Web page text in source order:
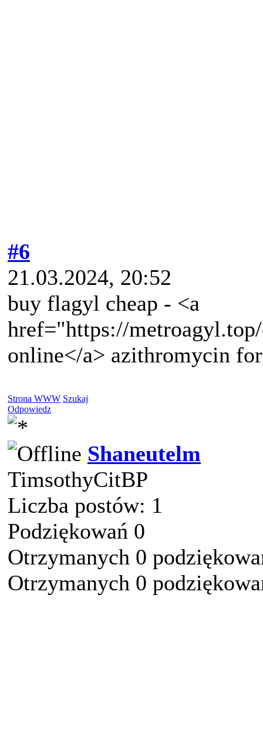
#6
21.03.2024, 20:52
buy flagyl cheap - <a
href="https://
online</a> azithromycin
Strona WWW Szukaj
Odpowiedz
Shaneutelm
TimsothyCitBP
Liczba postów: 1
Podziękowań 0
Otrzymanych 0
Otrzymanych 0